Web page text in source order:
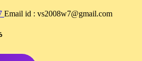
Email id : vs2008w7@gmail.com